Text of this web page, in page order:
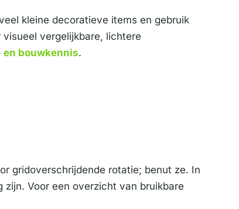
kleine decoratieve items en gebruik
vergelijkbare, lichtere
en bouwkennis.
gridoverschrijdende rotatie; benut ze. In
Voor een overzicht van bruikbare